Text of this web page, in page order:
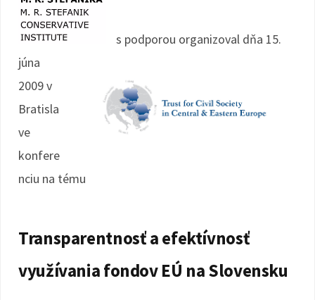
k
s podporou organizoval dňa 15.
júna
2009 v
Bratisla
ve
konfere
nciu na tému
Transparentnosť a efektívnosť
využívania fondov EÚ na Slovensku